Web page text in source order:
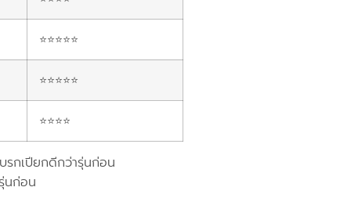
⭐⭐⭐⭐⭐
⭐⭐⭐⭐⭐
⭐⭐⭐⭐
กเปียกดีกว่ารุ่นก่อน
นก่อน